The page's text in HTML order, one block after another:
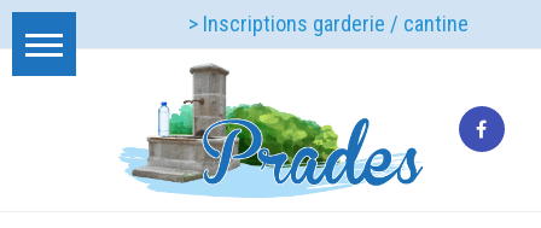
> Inscriptions garderie / cantine